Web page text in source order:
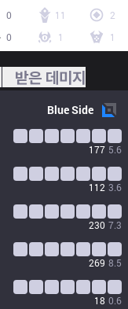
0 11
2
0
1 1
받은 데미지
BlueSide
177 5.6
112 3.6
230 7.3
269 8.5
18 0.6